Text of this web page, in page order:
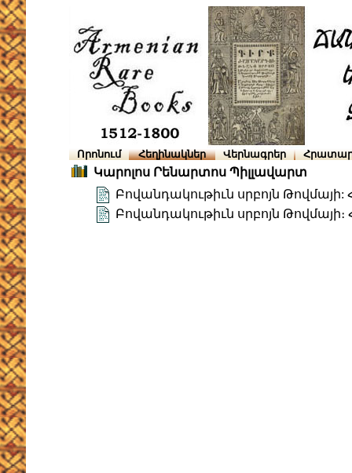
Որոնում Հեղինակներ Վերնագրեր
Կարոլոս Րենարտոս Պիլլավարտ
Բովանդակութիւն սրբոյն Թովմայի:
Բովանդակութիւն սրբոյն Թովմայի։